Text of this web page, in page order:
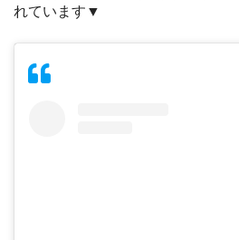
れています▼